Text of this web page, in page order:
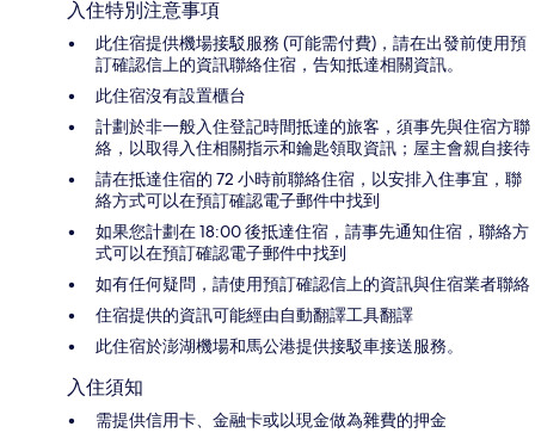
入住特別注意事項
此住宿提供機場接駁服務 (可能需付費)，請在出發前使用預
訂確認信上的資訊聯絡住宿，告知抵達相關資訊。
此住宿沒有設置櫃台
計劃於非一般入住登記時間抵達的旅客，須事先與住宿方聯
絡，以取得入住相關指示和鑰匙領取資訊；屋主會親自接待
請在抵達住宿的 72 小時前聯絡住宿，以安排入住事宜，聯
絡方式可以在預訂確認電子郵件中找到
如果您計劃在 18:00 後抵達住宿，請事先通知住宿，聯絡方
式可以在預訂確認電子郵件中找到
如有任何疑問，請使用預訂確認信上的資訊與住宿業者聯絡
住宿提供的資訊可能經由自動翻譯工具翻譯
此住宿於澎湖機場和馬公港提供接駁車接送服務。
入住須知
需提供信用卡、金融卡或以現金做為雜費的押金